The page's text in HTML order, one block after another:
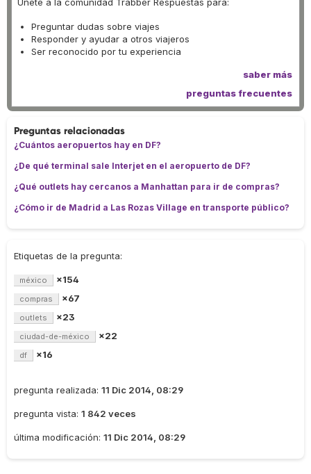
Únete a la comunidad Trabber Respuestas para:
Preguntar dudas sobre viajes
Responder y ayudar a otros viajeros
Ser reconocido por tu experiencia
saber más
preguntas frecuentes
Preguntas relacionadas
¿Cuántos aeropuertos hay en DF?
¿De qué terminal sale Interjet en el aeropuerto de DF?
¿Qué outlets hay cercanos a Manhattan para ir de compras?
¿Cómo ir de Madrid a Las Rozas Village en transporte público?
Etiquetas de la pregunta:
méxico ×154
compras ×67
outlets ×23
ciudad-de-méxico ×22
df ×16
pregunta realizada: 11 Dic 2014, 08:29
pregunta vista: 1 842 veces
última modificación: 11 Dic 2014, 08:29